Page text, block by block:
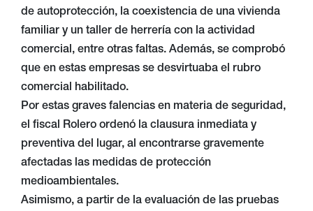
de autoprotección, la coexistencia de una vivienda
familiar y un taller de herrería con la actividad
comercial, entre otras faltas. Además, se comprobó
que en estas empresas se desvirtuaba el rubro
comercial habilitado.
Por estas graves falencias en materia de seguridad,
el fiscal Rolero ordenó la clausura inmediata y
preventiva del lugar, al encontrarse gravemente
afectadas las medidas de protección
medioambientales.
Asimismo, a partir de la evaluación de las pruebas